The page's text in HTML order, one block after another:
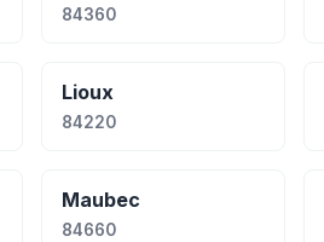
84360
Lioux
84220
Maubec
84660